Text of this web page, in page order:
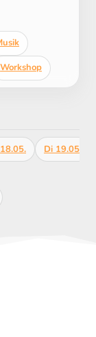
Workshop
Di 19.05.